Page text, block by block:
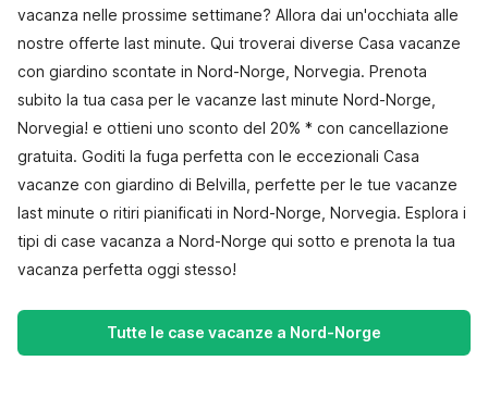
vacanza nelle prossime settimane? Allora dai un'occhiata alle
nostre offerte last minute. Qui troverai diverse Casa vacanze
con giardino scontate in Nord-Norge, Norvegia. Prenota
subito la tua casa per le vacanze last minute Nord-Norge,
Norvegia! e ottieni uno sconto del 20% * con cancellazione
gratuita. Goditi la fuga perfetta con le eccezionali Casa
vacanze con giardino di Belvilla, perfette per le tue vacanze
last minute o ritiri pianificati in Nord-Norge, Norvegia. Esplora i
tipi di case vacanza a Nord-Norge qui sotto e prenota la tua
vacanza perfetta oggi stesso!
Tutte le case vacanze a Nord-Norge